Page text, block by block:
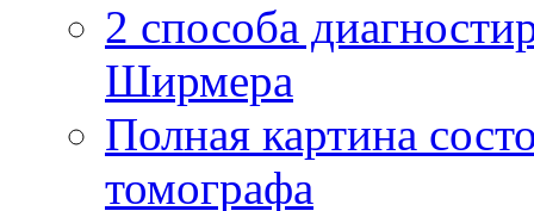
2 способа
Ширмера
Полная картина
томографа